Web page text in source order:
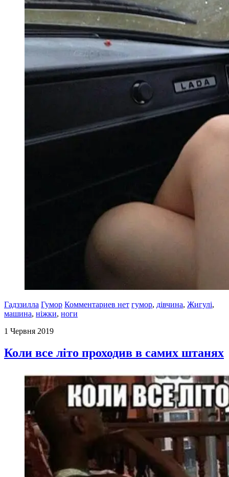
Гадззилла Гумор Комментариев нет гумор, дівчина, Жигулі,
машина, ніжки, ноги
1 Червня 2019
Коли все літо проходив в самих штанях